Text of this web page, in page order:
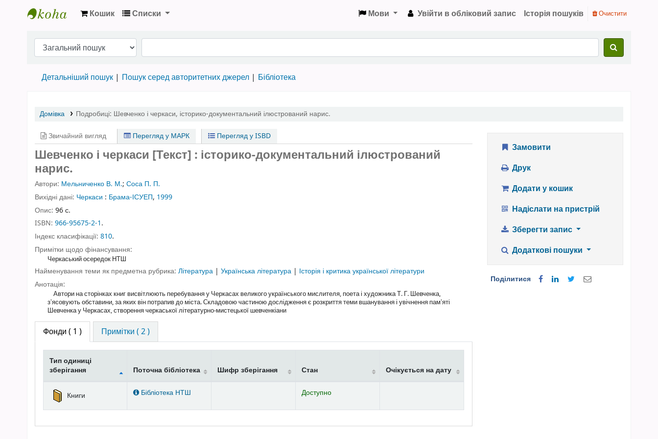
Кошик Списки Мови Увійти в обліковий запис Історія пошуків Очистити
Детальніший пошук Пошук серед авторитетних джерел Бібліотека
Домівка Подробиці: Шевченко і черкаси, історико-документальний ілюстрований нарис.
Звичайний вигляд Перегляд у МАРК Перегляд у ISBD
Шевченко і черкаси [Текст] : історико-документальний ілюстрований
нарис.
Автори: Мельниченко В. М.; Соса П. П.
Вихідні дані: Черкаси : Брама-ІСУЕП, 1999
Опис: 96 с.
ISBN: 966-95675-2-1.
Індекс класифікації: 810.
Примітки щодо фінансування:
Черкаський осередок НТШ
Найменування теми як предметна рубрика: Література | Українська література | Історія і критика української літератури
Анотація:
Автори на сторінках книг висвітлюють перебування у Черкасах великого українського мислителя, поета і художника Т. Г. Шевченка,
зʼясовують обставини, за яких він потрапив до міста. Складовою частиною дослідження є розкриття теми вшанування і увічнення памʼяті
Шевченка у Черкасах, створення черкаської літературно-мистецької шевченкіани
Фонди ( 1 ) Примітки ( 2 )
Фонди
Тип одиниці
зберігання
Поточна бібліотека Шифр зберігання Стан Очікується на дату
Книги Бібліотека НТШ Доступно
Замовити
Друк
Додати у кошик
Надіслати на пристрій
Зберегти запис
Додаткові пошуки
Поділитися